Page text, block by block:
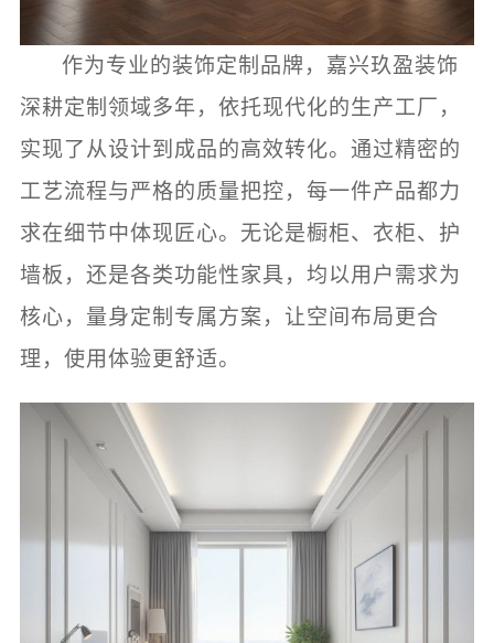
作为专业的装饰定制品牌，嘉兴玖盈装饰
深耕定制领域多年，依托现代化的生产工厂，
实现了从设计到成品的高效转化。通过精密的
工艺流程与严格的质量把控，每一件产品都力
求在细节中体现匠心。无论是橱柜、衣柜、护
墙板，还是各类功能性家具，均以用户需求为
核心，量身定制专属方案，让空间布局更合
理，使用体验更舒适。